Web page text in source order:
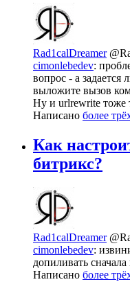
Rad1calDreamer
cimonlebedev:
вопрос - а задается
выложите вызов
Ну и urlrewrite тоже
Написано более
Как
битрикс?
Rad1calDreamer
cimonlebedev:
допиливать сначала
Написано более